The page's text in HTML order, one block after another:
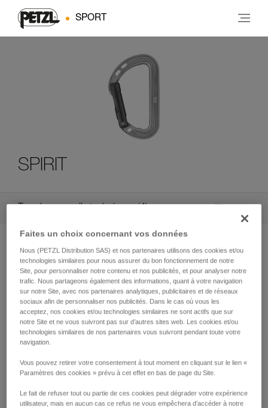
SPORT
SPIRIT
Tous les conseils techniques 4
L’essentiel à propos des mousquetons
Faites un choix concernant vos données
Nous (PETZL Distribution SAS) et nos partenaires utilisons des cookies et/ou
technologies similaires pour nous assurer du bon fonctionnement de notre
Site, pour personnaliser notre contenu et nos publicités, et pour analyser notre
trafic. Nous partageons également des informations, quant à votre navigation
sur notre Site, avec nos partenaires analytiques, publicitaires et de réseaux
sociaux afin de personnaliser nos publicités. Dans le cas où vous les
acceptez, nos cookies et/ou technologies similaires ne sont actifs que sur
notre Site et ne vous suivront pas sur d’autres sites web. Les cookies et/ou
technologies similaires de nos partenaires vous suivront pendant toute votre
navigation.
Vous pouvez retirer votre consentement à tout moment en cliquant sur le lien «
Paramètres des cookies » prévu à cet effet en bas de page du Site.
Le fait de refuser tout ou partie de ces cookies peut dégrader votre expérience
utilisateur, mais en aucun cas ce refus ne vous empêchera d’accéder à notre